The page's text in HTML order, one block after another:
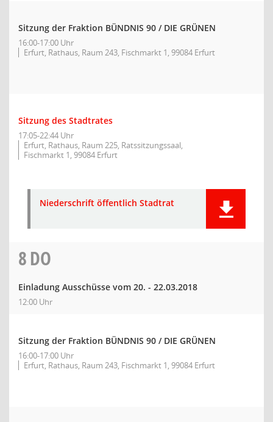
Sitzung der Fraktion BÜNDNIS 90 / DIE GRÜNEN
16:00-17:00 Uhr
Erfurt, Rathaus, Raum 243, Fischmarkt 1, 99084 Erfurt
Sitzung des Stadtrates
17:05-22:44 Uhr
Erfurt, Rathaus, Raum 225, Ratssitzungssaal,
Fischmarkt 1, 99084 Erfurt
Niederschrift öffentlich Stadtrat
8DO
Einladung Ausschüsse vom 20. - 22.03.2018
12:00 Uhr
Sitzung der Fraktion BÜNDNIS 90 / DIE GRÜNEN
16:00-17:00 Uhr
Erfurt, Rathaus, Raum 243, Fischmarkt 1, 99084 Erfurt